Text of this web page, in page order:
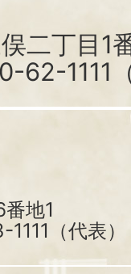
二丁目1
62-1111
地1
（代表）